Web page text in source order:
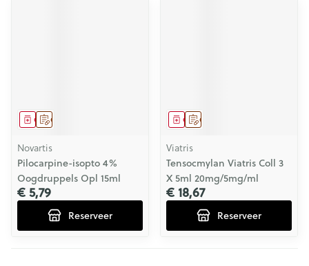
Op voorschrift
Geneesmiddel
Novartis
Pilocarpine-isopto 4%
Oogdruppels Opl 15ml
€ 5,79
Reserveer
Op voorschrift
Geneesmiddel
Viatris
Tensocmylan Viatris Coll 3
X 5ml 20mg/5mg/ml
€ 18,67
Reserveer